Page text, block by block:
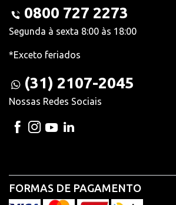
0800 727 2273
Segunda à sexta 8:00 às 18:00
*Exceto feriados
(31) 2107-2045
Nossas Redes Sociais
FORMAS DE PAGAMENTO